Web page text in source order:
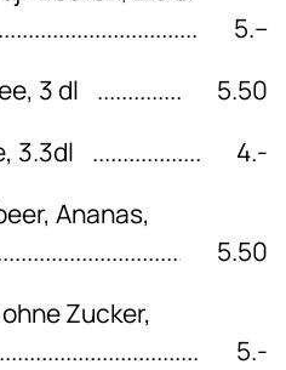
5.–
3 dl
5.50
3.3dl
4.-
Ananas,
5.50
Zucker,
5.-